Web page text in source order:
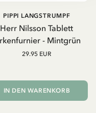
Herr Nilsson Tablett
- Mintgrün
PIPPI LANGSTRUMPF
29.95 EUR
IN DEN WARENKORB